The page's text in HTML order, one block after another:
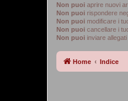
Non puoi aprire nuovi
Non puoi rispondere
Non puoi modificare i
Non puoi cancellare i
Non puoi inviare allegati
Home Indice